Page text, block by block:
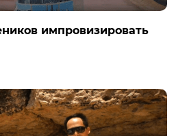
импровизировать